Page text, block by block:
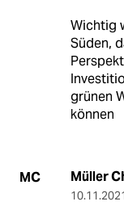
Wichtig
Süden,
grünen
können
MC Müller